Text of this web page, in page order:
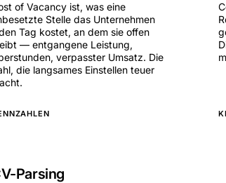
of Vacancy ist, was eine
Stelle das Unternehmen
Tag kostet, an dem sie offen
— entgangene Leistung,
verpasster Umsatz. Die
die langsames Einstellen teuer
Parsing